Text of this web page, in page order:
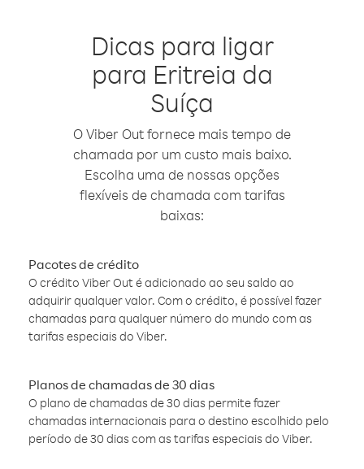
Dicas para ligar
para Eritreia da
Suíça
O Viber Out fornece mais tempo de
chamada por um custo mais baixo.
Escolha uma de nossas opções
flexíveis de chamada com tarifas
baixas:
Pacotes de crédito
O crédito Viber Out é adicionado ao seu saldo ao
adquirir qualquer valor. Com o crédito, é possível fazer
chamadas para qualquer número do mundo com as
tarifas especiais do Viber.
Planos de chamadas de 30 dias
O plano de chamadas de 30 dias permite fazer
chamadas internacionais para o destino escolhido pelo
período de 30 dias com as tarifas especiais do Viber.